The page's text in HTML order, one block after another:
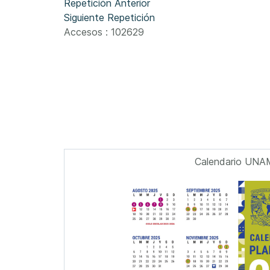
Repetición Anterior
Siguiente Repetición
Accesos : 102629
Calendario